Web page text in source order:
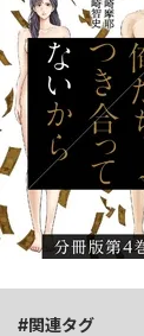
関連タグ